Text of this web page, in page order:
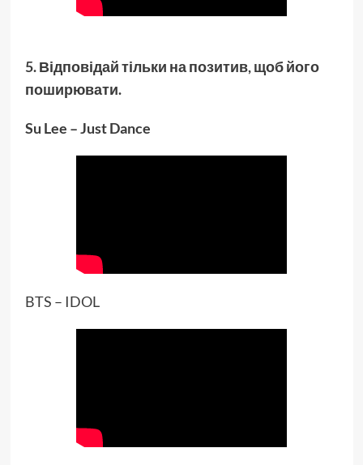
5. Відповідай тільки на позитив, щоб його
поширювати.
Su Lee – Just Dance
BTS – IDOL